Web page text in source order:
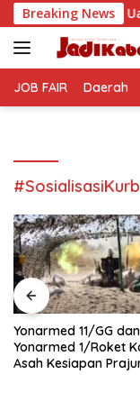
Langsung
ke
konten
Breaking News
Gedung,
JOB FAIR Daerah
Yonarmed 11/GG dan
Yonarmed 1/Roket
Asah Kesiapan